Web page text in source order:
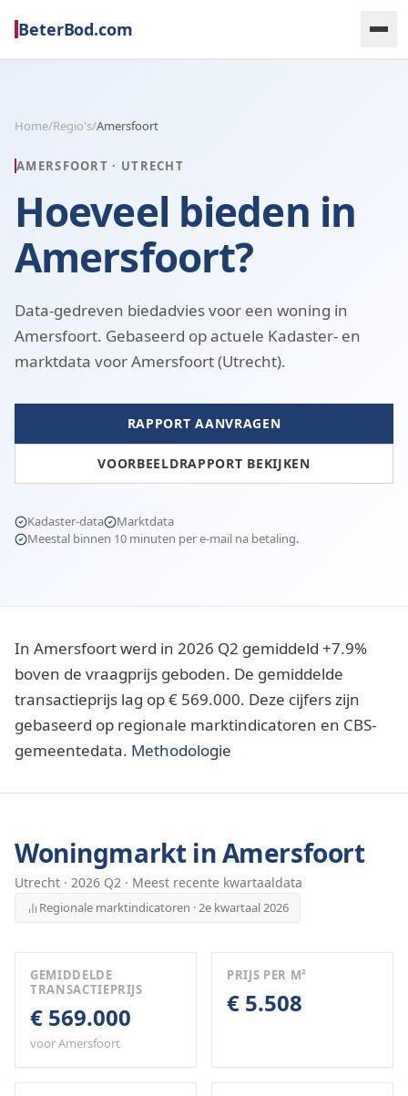
BeterBod.com
Home/Regio's/Amersfoort
AMERSFOORT · UTRECHT
Hoeveel bieden in
Amersfoort?
Data-gedreven biedadvies voor een woning in
Amersfoort. Gebaseerd op actuele Kadaster- en
marktdata voor Amersfoort (Utrecht).
RAPPORT AANVRAGEN
VOORBEELDRAPPORT BEKIJKEN
Kadaster-data
Marktdata
Meestal binnen 10 minuten per e-mail na betaling.
In Amersfoort werd in 2026 Q2 gemiddeld +7.9%
boven de vraagprijs geboden. De gemiddelde
transactieprijs lag op € 569.000. Deze cijfers zijn
gebaseerd op regionale marktindicatoren en CBS-
gemeentedata. Methodologie
Woningmarkt inAmersfoort
Utrecht · 2026 Q2 · Meest recente kwartaaldata
Regionale marktindicatoren · 2e kwartaal 2026
GEMIDDELDE
TRANSACTIEPRIJS
€ 569.000
voor Amersfoort
PRIJS PER M²
€ 5.508